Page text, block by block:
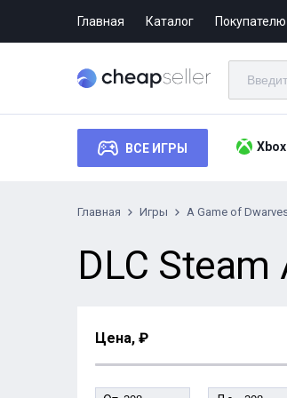
Главная Каталог Покупателю
ВСЕ ИГРЫ Xbox
Главная Игры A Game of
DLC Steam
Цена, ₽